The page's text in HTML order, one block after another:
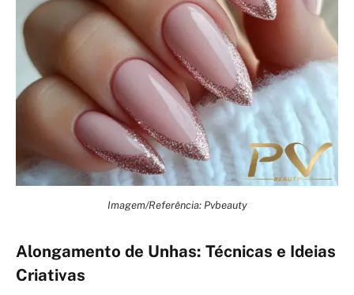
Imagem/Referência: Pvbeauty
Alongamento de Unhas: Técnicas e Ideias
Criativas